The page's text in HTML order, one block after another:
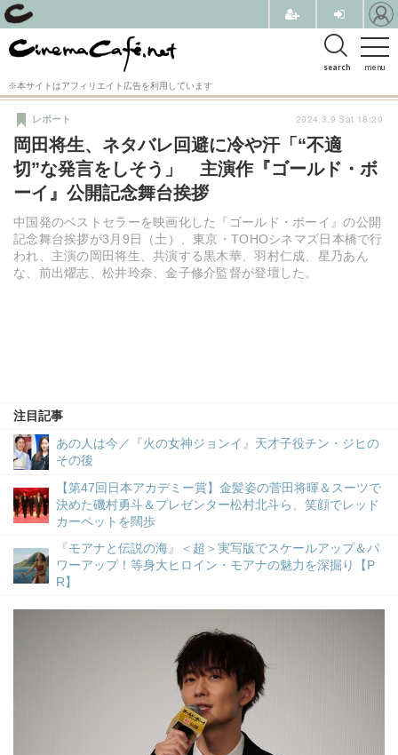
menu
search
※本サイトはアフィリエイト広告を利用しています
岡田将生、ネタバレ回避に冷や汗「“不適
切”な発言をしそう」 主演作『ゴールド・ボ
ーイ』公開記念舞台挨拶
中国発のベストセラーを映画化した『ゴールド・ボーイ』の公開
記念舞台挨拶が3月9日（土）、東京・TOHOシネマズ日本橋で行
われ、主演の岡田将生、共演する黒木華、羽村仁成、星乃あん
な、前出燿志、松井玲奈、金子修介監督が登壇した。
レポート
注目記事
あの人は今／『火の女神ジョンイ』天才子役チン・ジヒの
その後
【第47回日本アカデミー賞】金髪姿の菅田将暉＆スーツで
決めた磯村勇斗＆プレゼンター松村北斗ら、笑顔でレッド
カーペットを闊歩
『モアナと伝説の海』＜超＞実写版でスケールアップ＆パ
ワーアップ！等身大ヒロイン・モアナの魅力を深掘り【P
R】
2024.3.9 Sat 18:20